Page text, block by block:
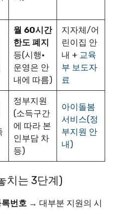
월 60시간
한도 폐지
등(시행·
운영은 안
내에 따름)
지자체/어
린이집 안
내 + 교육
부 보도자
료
정부지원
(소득구간
에 따라 본
인부담 차
등)
아이돌봄
서비스(정
부지원 안
내)
치는 3단계)
번호 → 대부분 지원의 시